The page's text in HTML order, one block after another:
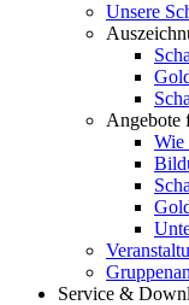
Unsere
Angebote
Wie
Service &